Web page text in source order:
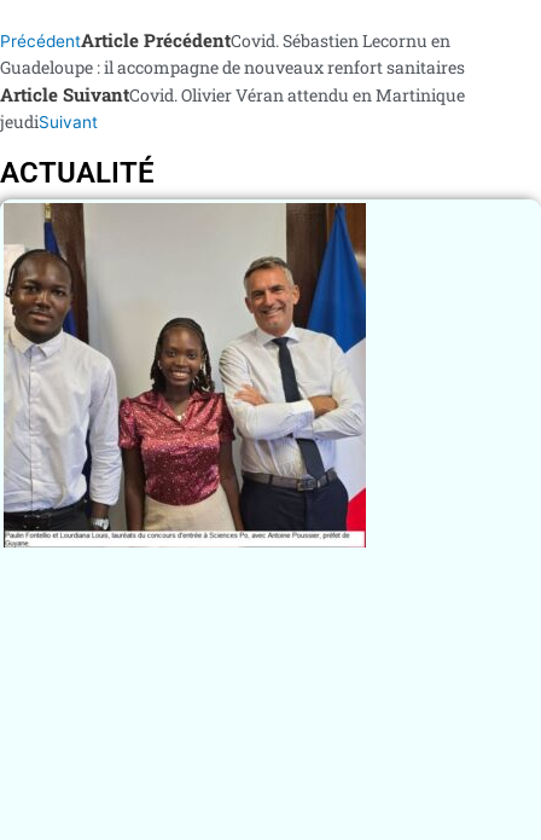
PrécédentArticle PrécédentCovid. Sébastien Lecornu en
Guadeloupe : il accompagne de nouveaux renfort sanitaires
Article SuivantCovid. Olivier Véran attendu en Martinique
jeudiSuivant
ACTUALITÉ